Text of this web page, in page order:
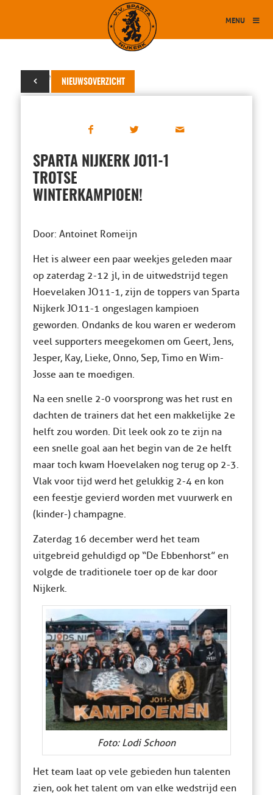
MENU
NIEUWSOVERZICHT
27 december 2017
SPARTA NIJKERK JO11-1
TROTSE
WINTERKAMPIOEN!
Door: Antoinet Romeijn
Het is alweer een paar weekjes geleden maar
op zaterdag 2-12 jl, in de uitwedstrijd tegen
Hoevelaken JO11-1, zijn de toppers van Sparta
Nijkerk JO11-1 ongeslagen kampioen
geworden. Ondanks de kou waren er wederom
veel supporters meegekomen om Geert, Jens,
Jesper, Kay, Lieke, Onno, Sep, Timo en Wim-
Josse aan te moedigen.
Na een snelle 2-0 voorsprong was het rust en
dachten de trainers dat het een makkelijke 2e
helft zou worden. Dit leek ook zo te zijn na
een snelle goal aan het begin van de 2e helft
maar toch kwam Hoevelaken nog terug op 2-3.
Vlak voor tijd werd het gelukkig 2-4 en kon
een feestje gevierd worden met vuurwerk en
(kinder-) champagne.
Zaterdag 16 december werd het team
uitgebreid gehuldigd op “De Ebbenhorst” en
volgde de traditionele toer op de kar door
Nijkerk.
Foto: Lodi Schoon
Het team laat op vele gebieden hun talenten
zien, ook het talent om van elke wedstrijd een